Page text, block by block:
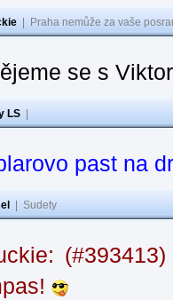
Praha nemůže za vaše
se s
LS
past na
Sudety